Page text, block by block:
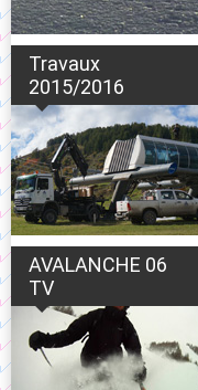
Travaux
2015/2016
AVALANCHE 06
TV